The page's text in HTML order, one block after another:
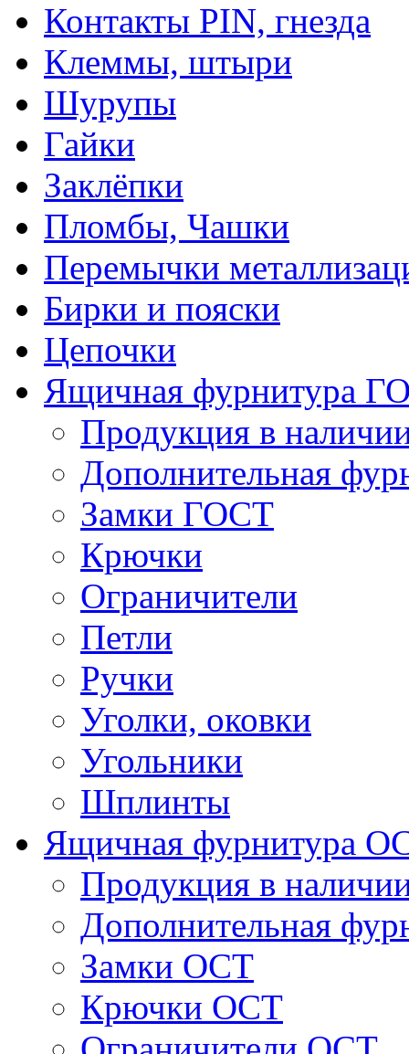
Контакты PIN, гнезда
Клеммы, штыри
Шурупы
Гайки
Заклёпки
Пломбы, Чашки
Перемычки
Бирки и пояски
Цепочки
Ящичная фурнитура
Продукция в
Дополнительная
Замки ГОСТ
Крючки
Ограничители
Петли
Ручки
Уголки, оковки
Угольники
Шплинты
Ящичная фурнитура
Продукция в
Дополнительная
Замки ОСТ
Крючки ОСТ